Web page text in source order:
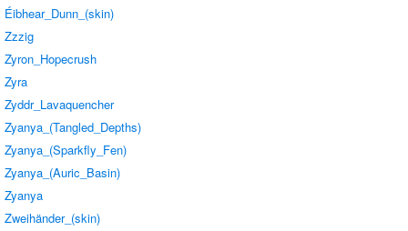
Éibhear_Dunn_(skin)
Zzzig
Zyron_Hopecrush
Zyra
Zyddr_Lavaquencher
Zyanya_(Tangled_Depths)
Zyanya_(Sparkfly_Fen)
Zyanya_(Auric_Basin)
Zyanya
Zweihänder_(skin)